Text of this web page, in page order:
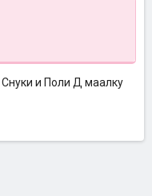
и Поли Д маалку